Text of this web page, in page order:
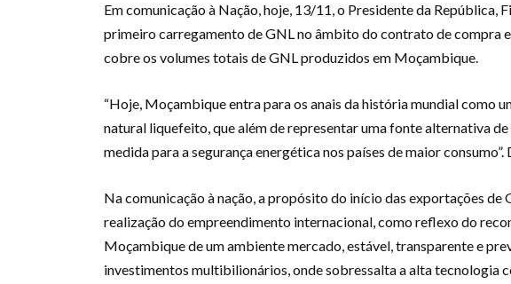
Em comunicação à Nação, hoje, 13/11, o Presidente da República,
primeiro carregamento de GNL no âmbito do contrato de compra e
cobre os volumes totais de GNL produzidos em Moçambique.
“Hoje, Moçambique entra para os anais da história mundial como
natural liquefeito, que além de representar uma fonte alternativa
medida para a segurança energética nos países de maior
Na comunicação à nação, a propósito do início das exportações de
realização do empreendimento internacional, como reflexo do
Moçambique de um ambiente mercado, estável, transparente e
investimentos multibilionários, onde sobressalta a alta tecnologia